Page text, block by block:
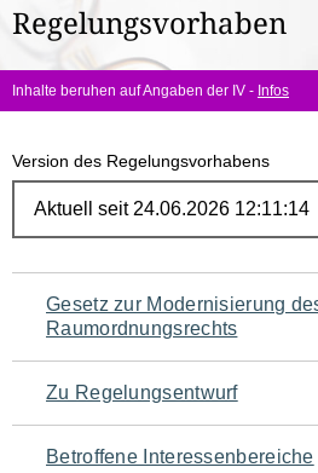
hier:
Regelungsvorhaben
Inhalte beruhen auf Angaben der IV - Infos
Version des Regelungsvorhabens
Navigation
für
den
Seiteninhalt
Gesetz zur Modernisierung
Raumordnungsrechts
Zu Regelungsentwurf
Betroffene Interessenbereiche